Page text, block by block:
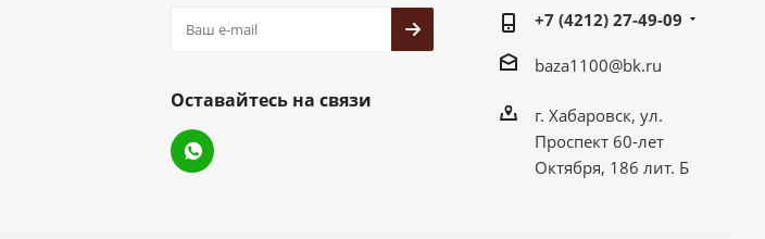
Оставайтесь на связи
+7 (4212) 27-49-09
baza1100@bk.ru
г. Хабаровск, ул.
Проспект 60-лет
Октября, 186 лит. Б